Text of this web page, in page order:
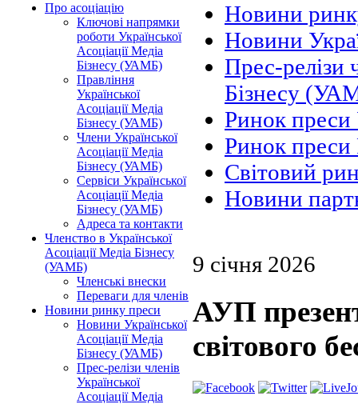
Про асоціацію
Ключові напрямки
роботи Української
Асоціації Медіа
Бізнесу (УАМБ)
Правління
Української
Асоціації Медіа
Бізнесу (УАМБ)
Члени Української
Асоціації Медіа
Бізнесу (УАМБ)
Сервіси Української
Асоціації Медіа
Бізнесу (УАМБ)
Адреса та контакти
Членство в Української
Асоціації Медіа Бізнесу
(УАМБ)
Членські внески
Переваги для членів
Новини ринку преси
Новини Української
Асоціації Медіа
Бізнесу (УАМБ)
Прес-релізи членів
Української
Асоціації Медіа
Новини
Новини
Прес-релізи
Бізнесу
Ринок преси
Ринок преси
Світовий
Новини
9 січня 2026
АУП
світового